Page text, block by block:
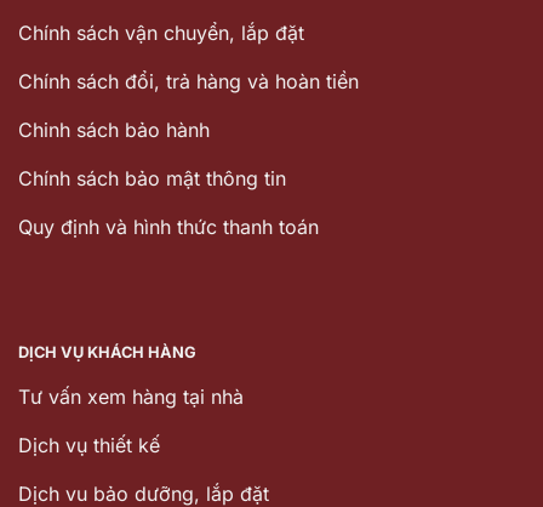
Chính sách vận chuyển, lắp đặt
Chính sách đổi, trả hàng và hoàn tiền
Chinh sách bảo hành
Chính sách bảo mật thông tin
Quy định và hình thức thanh toán
DỊCH VỤ KHÁCH HÀNG
Tư vấn xem hàng tại nhà
Dịch vụ thiết kế
Dịch vu bảo dưỡng, lắp đặt